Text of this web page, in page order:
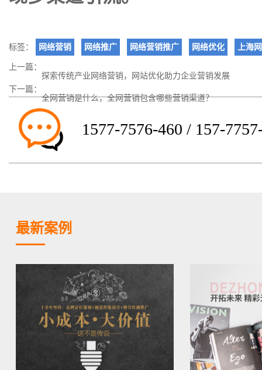
标签： 网络营销 网络推广 网络营销推广 网络优化 上海
上一篇： 探索传统产业网络营销，网站优化助力企业营销发展
下一篇：全网营销是什么，全网营销包含哪些营销渠道？
1577-7576-460 / 157-
最新案例